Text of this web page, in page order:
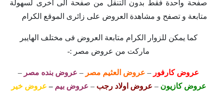
صفحة واحدة فقط بدون التنقل من صفحة الى اخرى لسهولة
متابعة و تصفح و مشاهدة العروض على زائرى الموقع الكرام
كما يمكن للزوار الكرام متابعة العروض فى مختلف الهايبر
ماركت من عروض مصر :-
عروض كارفور – عروض العثيم مصر – عروض بنده مصر –
عروض كازيون– عروض اولاد رجب– عروض بيم – عروض خير